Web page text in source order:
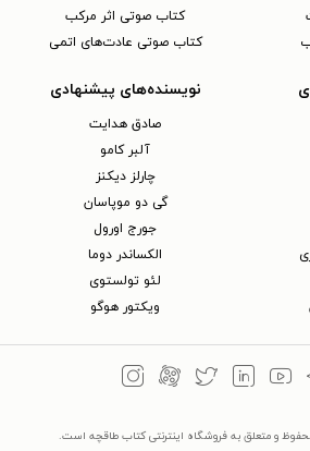
کتاب صوتی اثر مرکب
کتاب صوتی عادت‌های اتمی
نویسنده‌های پیشنهادی
صادق هدایت
آلبر کامو
چارلز دیکنز
گی دو موپاسان
جورج اورول
الکساندر دوما
لئو تولستوی
ویکتور هوگو
و متعلق به فروشگاه اینترنتی کتاب طاقچه است.